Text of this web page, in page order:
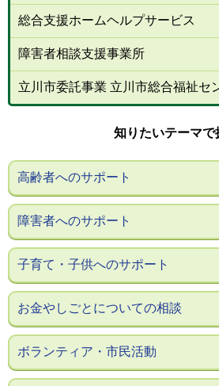
総合支援ホームヘルプサービス
障害者相談支援事業所
立川市委託事業 立川市総合福祉セ
知りたいテーマで
高齢者へのサポート
障害者へのサポート
子育て・子供へのサポート
お金やしごとについての相談
ボランティア・市民活動